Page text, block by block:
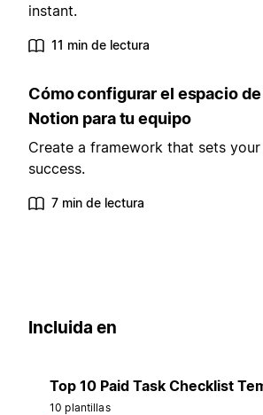
instant.
11 min de lectura
Cómo configurar el espacio
Notion para tu equipo
Create a framework that sets
success.
7 min de lectura
Incluida en
Top 10 Paid Task Checklist
10 plantillas